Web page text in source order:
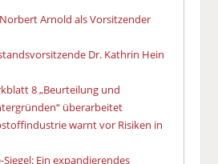
Norbert Arnold als Vorsitzender
Dr. Kathrin Hein
8 „Beurteilung und
überarbeitet
warnt vor Risiken in
Siegel: Ein expandierendes